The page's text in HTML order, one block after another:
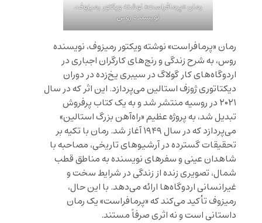
رمان «پرمافراست» نوشته ویکتور رمیزوف،
نویسنده روس
رمان «پرمافراست» نوشته ویکتور رمیزوف، نویسنده
روس، به شرح زندگی و رنج‌های کارگران اجباری در
اردوگاه‌های کار گولاگ در سیبری یخ‌زده در دوران
دیکتاتوری ژوزف استالین می‌پردازد. این اثر که در سال
۲۰۲۱ در روسیه منتشر شد و به یک کتاب پرفروش
تبدیل شد، به پروژه عظیم «راه‌آهن بزرگ استالین»
می‌پردازد که در سال ۱۹۴۹ آغاز شد. رمان با تکیه بر
تحقیقات گسترده در آرشیوهای تاریخی، مصاحبه با
شاهدان عینی و سفرهای نویسنده به مناطق قطب
شمال، تصویری زنده از زندگی در شرایط سخت و
غیرانسانی اردوگاه‌ها ارائه می‌دهد. با این حال،
رمیزوف تأکید می‌کند که «پرمافراست» یک رمان
داستانی است و نه اثری صرفاً مستند.